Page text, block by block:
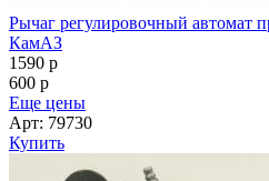
Рычаг регулировочный
КамАЗ
1590 p
600 p
Еще цены
Арт: 79730
Купить